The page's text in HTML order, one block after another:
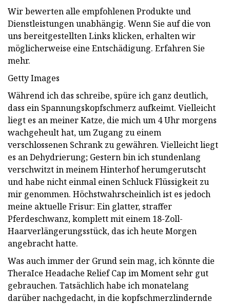
Wir bewerten alle empfohlenen Produkte und
Dienstleistungen unabhängig. Wenn Sie auf die von
uns bereitgestellten Links klicken, erhalten wir
möglicherweise eine Entschädigung. Erfahren Sie
mehr.
Getty Images
Während ich das schreibe, spüre ich ganz deutlich,
dass ein Spannungskopfschmerz aufkeimt. Vielleicht
liegt es an meiner Katze, die mich um 4 Uhr morgens
wachgeheult hat, um Zugang zu einem
verschlossenen Schrank zu gewähren. Vielleicht liegt
es an Dehydrierung; Gestern bin ich stundenlang
verschwitzt in meinem Hinterhof herumgerutscht
und habe nicht einmal einen Schluck Flüssigkeit zu
mir genommen. Höchstwahrscheinlich ist es jedoch
meine aktuelle Frisur: Ein glatter, straffer
Pferdeschwanz, komplett mit einem 18-Zoll-
Haarverlängerungsstück, das ich heute Morgen
angebracht hatte.
Was auch immer der Grund sein mag, ich könnte die
TheraIce Headache Relief Cap im Moment sehr gut
gebrauchen. Tatsächlich habe ich monatelang
darüber nachgedacht, in die kopfschmerzlindernde